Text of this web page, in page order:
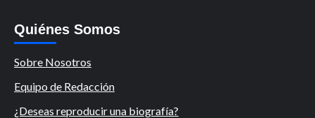
Quiénes Somos
Sobre Nosotros
Equipo de Redacción
¿Deseas reproducir una biografía?